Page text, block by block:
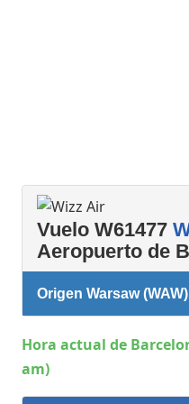
Vuelo W61477
Aeropuerto de
Origen Warsaw
Hora actual de
am)